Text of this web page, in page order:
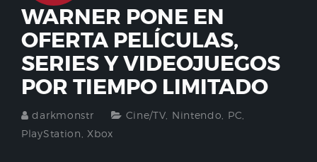
WARNER PONE EN
OFERTA PELÍCULAS,
SERIES Y VIDEOJUEGOS
POR TIEMPO LIMITADO
darkmonstr Cine/TV Nintendo PC
PlayStation
Xbox